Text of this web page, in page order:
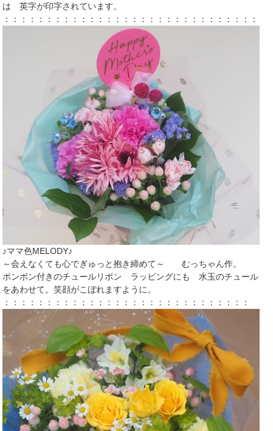
は 英字が印字されています。
：：：：：：：：：：：：：：：：：：：：：：：：：：：：：：：
♪ママ色MELODY♪
～会えなくても心でぎゅっと抱き締めて～
むっちゃん作。
ポンポン付きのチュールリボン ラッピングにも 水玉のチュール
をあわせて。笑顔がこぼれますように。
：：：：：：：：：：：：：：：：：：：：：：：：：：：：：